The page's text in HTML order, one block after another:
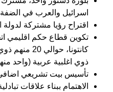
اسرائيل والعرب في الضفة
اقتراح رؤيا مشتركة لدولة
ذوي اغلبية عربية (واحد
تأسيس بيت تشريعي اضافي
الاهتمام ببناء علاقات